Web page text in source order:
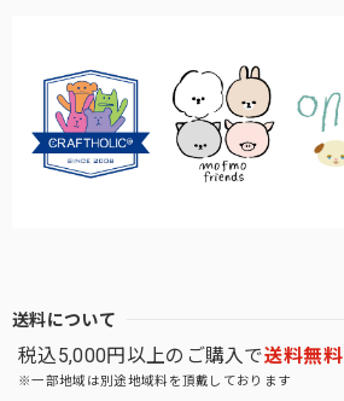
送料について
税込5,000円以上のご購入で送料無料
※一部地域は別途地域料を頂戴しております